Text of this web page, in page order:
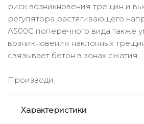
риск возникновения трещин и
регулятора растягивающего
А500C поперечного вида также
возникновения наклонных
связывает бетон в зонах сжатия.
Производи
Характеристики